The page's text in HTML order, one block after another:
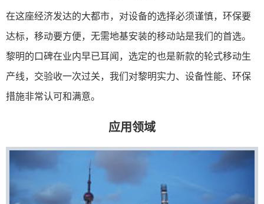
在这座经济发达的大都市，对设备的选择必须谨慎，环保要
达标，移动要方便，无需地基安装的移动站是我们的首选。
黎明的口碑在业内早已耳闻，选定的也是新款的轮式移动生
产线，交验收一次过关，我们对黎明实力、设备性能、环保
措施非常认可和满意。
应用领域